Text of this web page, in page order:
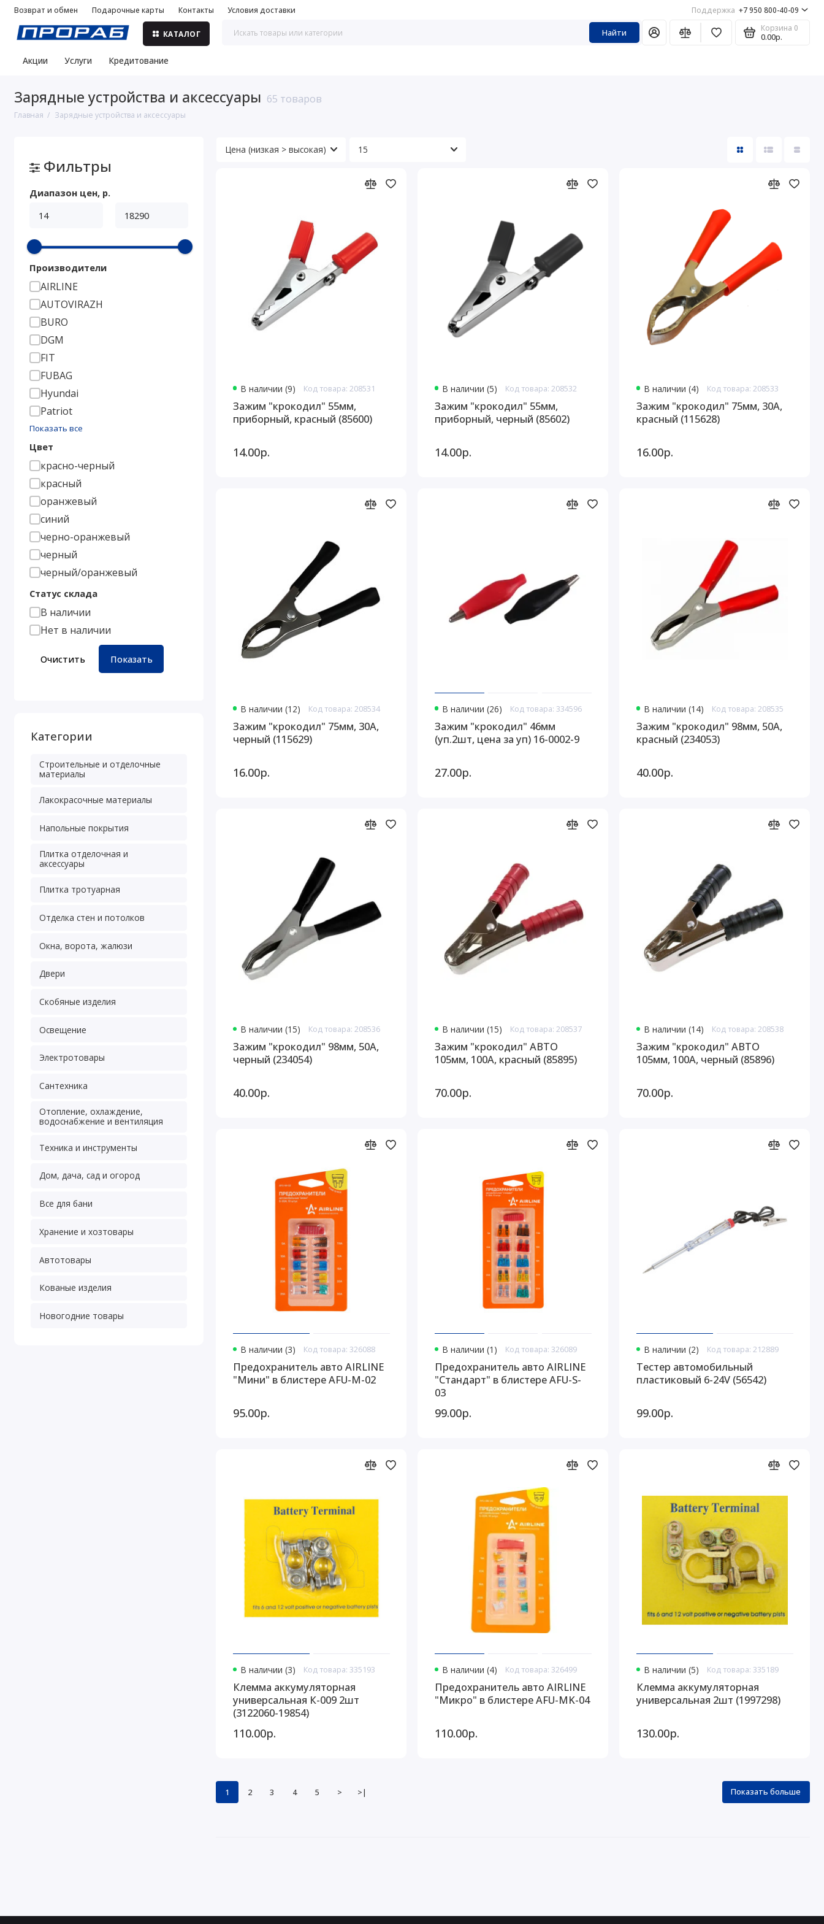
Возврат и обмен Подарочные карты Контакты Условия доставки Поддержка +7 950 800-40-09
КАТАЛОГ Найти Корзина 0
0.00р.
Акции Услуги Кредитование
Зарядные устройства и аксессуары 65 товаров
Главная Зарядные устройства и аксессуары
Фильтры
Диапазон цен, р.
Производители
AIRLINE
AUTOVIRAZH
BURO
DGM
FIT
FUBAG
Hyundai
Patriot
Показать все
Цвет
красно-черный
красный
оранжевый
синий
черно-оранжевый
черный
черный/оранжевый
Статус склада
В наличии
Нет в наличии
Очистить Показать
Категории
Строительные и отделочные
материалы
Лакокрасочные материалы
Напольные покрытия
Плитка отделочная и
аксессуары
Плитка тротуарная
Отделка стен и потолков
Окна, ворота, жалюзи
Двери
Скобяные изделия
Освещение
Электротовары
Сантехника
Отопление, охлаждение,
водоснабжение и вентиляция
Техника и инструменты
Дом, дача, сад и огород
Все для бани
Хранение и хозтовары
Автотовары
Кованые изделия
Новогодние товары
В наличии (9) Код товара: 208531
Зажим "крокодил" 55мм,
приборный, красный (85600)
14.00р.
В наличии (5) Код товара: 208532
Зажим "крокодил" 55мм,
приборный, черный (85602)
14.00р.
В наличии (4) Код товара: 208533
Зажим "крокодил" 75мм, 30А,
красный (115628)
16.00р.
В наличии (12) Код товара: 208534
Зажим "крокодил" 75мм, 30А,
черный (115629)
16.00р.
В наличии (26) Код товара: 334596
Зажим "крокодил" 46мм
(уп.2шт, цена за уп) 16-0002-9
27.00р.
В наличии (14) Код товара: 208535
Зажим "крокодил" 98мм, 50А,
красный (234053)
40.00р.
В наличии (15) Код товара: 208536
Зажим "крокодил" 98мм, 50А,
черный (234054)
40.00р.
В наличии (15) Код товара: 208537
Зажим "крокодил" АВТО
105мм, 100А, красный (85895)
70.00р.
В наличии (14) Код товара: 208538
Зажим "крокодил" АВТО
105мм, 100А, черный (85896)
70.00р.
В наличии (3) Код товара: 326088
Предохранитель авто AIRLINE
"Мини" в блистере AFU-M-02
95.00р.
В наличии (1) Код товара: 326089
Предохранитель авто AIRLINE
"Стандарт" в блистере AFU-S-
03
99.00р.
В наличии (2) Код товара: 212889
Тестер автомобильный
пластиковый 6-24V (56542)
99.00р.
В наличии (3) Код товара: 335193
Клемма аккумуляторная
универсальная К-009 2шт
(3122060-19854)
110.00р.
В наличии (4) Код товара: 326499
Предохранитель авто AIRLINE
"Микро" в блистере AFU-MK-04
110.00р.
В наличии (5) Код товара: 335189
Клемма аккумуляторная
универсальная 2шт (1997298)
130.00р.
1 2 3 4 5 > >| Показать больше